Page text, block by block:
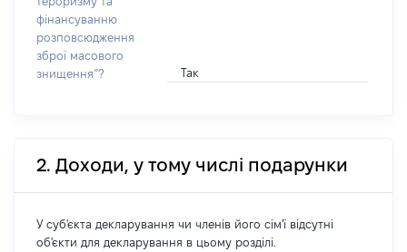
фінансуванню
розповсюдження
зброї масового
знищення”?
Так
2. Доходи, у тому числі подарунки
У суб'єкта декларування чи членів його сім'ї відсутні
об'єкти для декларування в цьому розділі.